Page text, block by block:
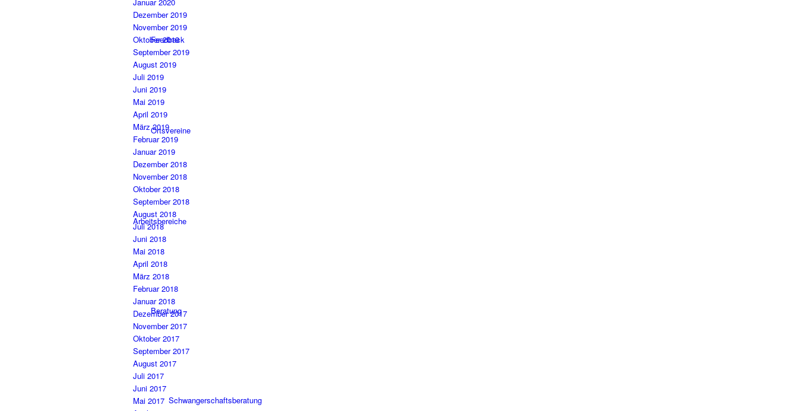
Feedback
Ortsvereine
Arbeitsbereiche
Beratung
Schwangerschaftsberatung
Dezember 2019
November 2019
Oktober 2019
September 2019
August 2019
Juli 2019
Juni 2019
Mai 2019
April 2019
März 2019
Februar 2019
Januar 2019
Dezember 2018
November 2018
Oktober 2018
September 2018
August 2018
Juli 2018
Juni 2018
Mai 2018
April 2018
März 2018
Februar 2018
Januar 2018
Dezember 2017
November 2017
Oktober 2017
September 2017
August 2017
Juli 2017
Juni 2017
Mai 2017